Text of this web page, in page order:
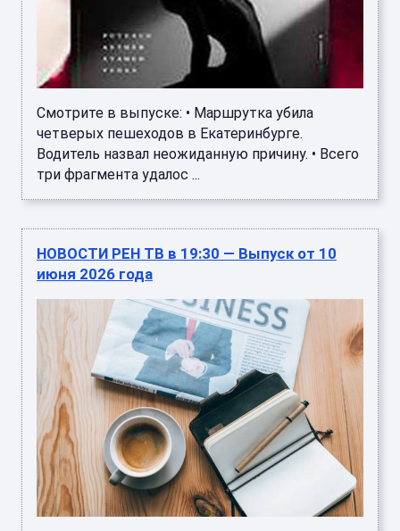
Смотрите в выпуске: • Маршрутка убила
четверых пешеходов в Екатеринбурге.
Водитель назвал неожиданную причину. • Всего
три фрагмента удалос ...
НОВОСТИ РЕН ТВ в 19:30 — Выпуск от 10
июня 2026 года